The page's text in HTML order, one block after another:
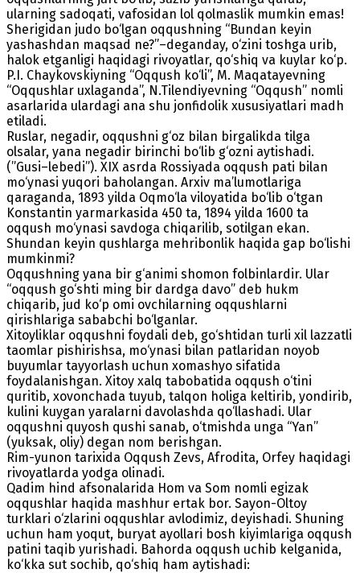
ularning sadoqati, vafosidan lol qolmaslik mumkin emas!
Sherigidan judo bo‘lgan oqqushning “Bundan keyin
yashashdan maqsad ne?”–deganday, o‘zini toshga urib,
halok etganligi haqidagi rivoyatlar, qo‘shiq va kuylar ko‘p.
P.I. Chaykovskiyning “Oqqush ko‘li”, M. Maqatayevning
“Oqqushlar uxlaganda”, N.Tilendiyevning “Oqqush” nomli
asarlarida ulardagi ana shu jonfidolik xususiyatlari madh
etiladi.
Ruslar, negadir, oqqushni g‘oz bilan birgalikda tilga
olsalar, yana negadir birinchi bo‘lib g‘ozni aytishadi.
(”Gusi–lebedi”). XIX asrda Rossiyada oqqush pati bilan
mo‘ynasi yuqori baholangan. Arxiv ma’lumotlariga
qaraganda, 1893 yilda Oqmo‘la viloyatida bo‘lib o‘tgan
Konstantin yarmarkasida 450 ta, 1894 yilda 1600 ta
oqqush mo‘ynasi savdoga chiqarilib, sotilgan ekan.
Shundan keyin qushlarga mehribonlik haqida gap bo‘lishi
mumkinmi?
Oqqushning yana bir g‘animi shomon folbinlardir. Ular
“oqqush go‘shti ming bir dardga davo” deb hukm
chiqarib, jud ko‘p omi ovchilarning oqqushlarni
qirishlariga sababchi bo‘lganlar.
Xitoyliklar oqqushni foydali deb, go‘shtidan turli xil lazzatli
taomlar pishirishsa, mo‘ynasi bilan patlaridan noyob
buyumlar tayyorlash uchun xomashyo sifatida
foydalanishgan. Xitoy xalq tabobatida oqqush o‘tini
quritib, xovonchada tuyub, talqon holiga keltirib, yondirib,
kulini kuygan yaralarni davolashda qo‘llashadi. Ular
oqqushni quyosh qushi sanab, o‘tmishda unga “Yan”
(yuksak, oliy) degan nom berishgan.
Rim-yunon tarixida Oqqush Zevs, Afrodita, Orfey haqidagi
rivoyatlarda yodga olinadi.
Qadim hind afsonalarida Hom va Som nomli egizak
oqqushlar haqida mashhur ertak bor. Sayon-Oltoy
turklari o‘zlarini oqqushlar avlodimiz, deyishadi. Shuning
uchun ham yoqut, buryat ayollari bosh kiyimlariga oqqush
patini taqib yurishadi. Bahorda oqqush uchib kelganida,
ko‘kka sut sochib, qo‘shiq ham aytishadi: